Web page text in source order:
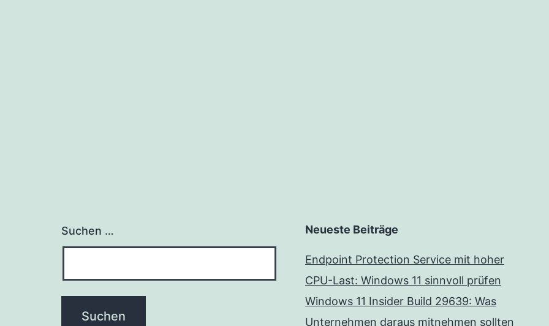
Suchen … Neueste Beiträge
Endpoint Protection Service mit hoher
CPU-Last: Windows 11 sinnvoll prüfen
Windows 11 Insider Build 29639: Was
Unternehmen daraus mitnehmen sollten